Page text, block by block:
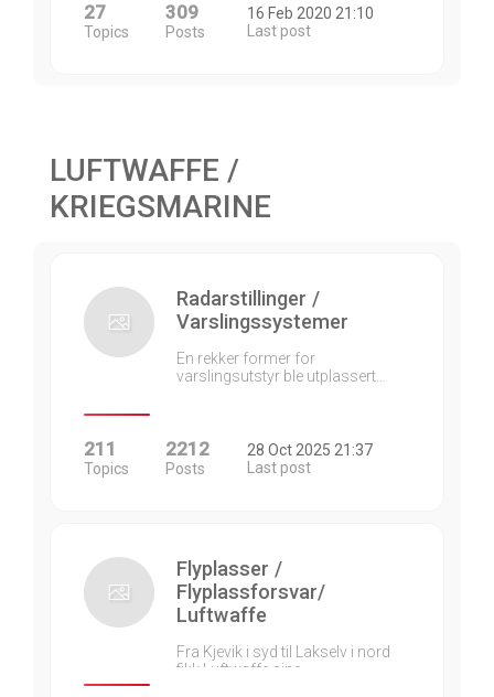
27
Topics
309
Posts
16 Feb 2020 21:10
Last post
LUFTWAFFE /
KRIEGSMARINE
Radarstillinger /
Varslingssystemer
En rekker former for
varslingsutstyr ble utplassert…
211
Topics
2212
Posts
28 Oct 2025 21:37
Last post
Flyplasser /
Flyplassforsvar/
Luftwaffe
Fra Kjevik i syd til Lakselv i nord
fikk Luftwaffe sine…